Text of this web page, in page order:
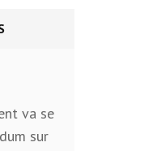
va se
sur